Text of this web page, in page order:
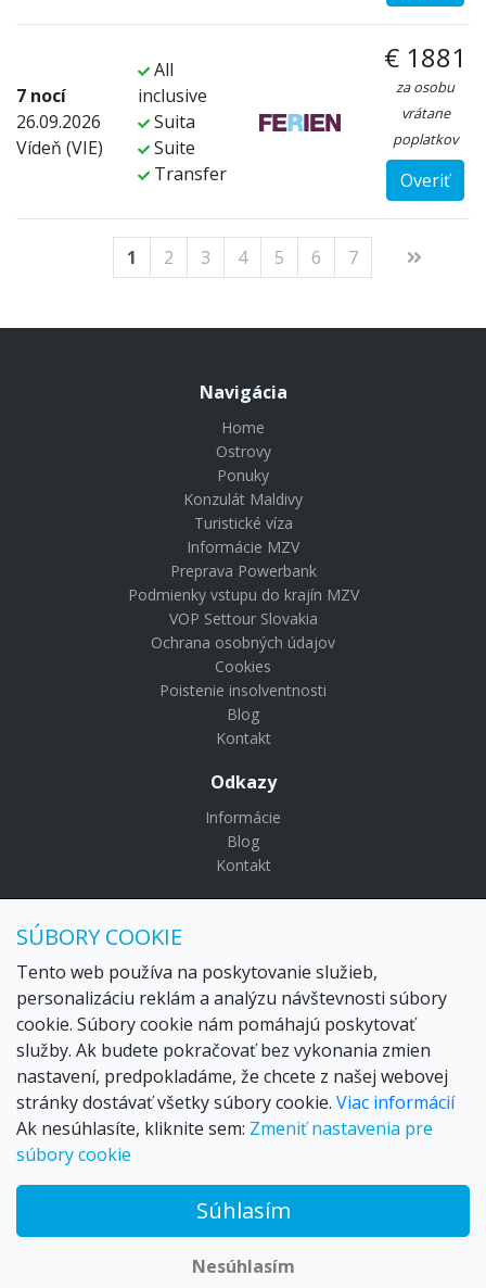
7 nocí
26.09.2026
Vídeň (VIE)
All
inclusive
Suita
Suite
Transfer
€ 1881
za osobu
vrátane
poplatkov
Overiť
1 2 3 4 5 6 7
Navigácia
Home
Ostrovy
Ponuky
Konzulát Maldivy
Turistické víza
Informácie MZV
Preprava Powerbank
Podmienky vstupu do krajín MZV
VOP Settour Slovakia
Ochrana osobných údajov
Cookies
Poistenie insolventnosti
Blog
Kontakt
Odkazy
Informácie
Blog
Kontakt
Maldivy.sk je značkou
Sídlo:Lazaretská 29, Bratislava 81109
Email:settour@settour.sk
Telefón: 02 529 279 17, 529 328 68-9
IČO: 36179825
IČ-DPH:SK2020057314
OR SRBratislava I. odd.: Sro, vložka: 29873/V
SÚBORY COOKIE
Tento web používa na poskytovanie služieb,
personalizáciu reklám a analýzu návštevnosti súbory
cookie. Súbory cookie nám pomáhajú poskytovať
služby. Ak budete pokračovať bez vykonania zmien
nastavení, predpokladáme, že chcete z našej webovej
stránky dostávať všetky súbory cookie. Viac informácií
Ak nesúhlasíte, kliknite sem: Zmeniť nastavenia pre
súbory cookie
Súhlasím
Nesúhlasím